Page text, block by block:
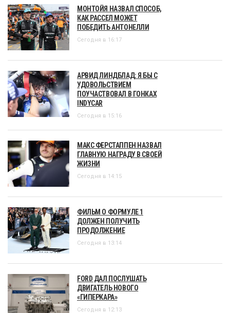
МОНТОЙЯ НАЗВАЛ СПОСОБ,
КАК РАССЕЛ МОЖЕТ
ПОБЕДИТЬ АНТОНЕЛЛИ
Сегодня в 16:17
АРВИД ЛИНДБЛАД: Я БЫ С
УДОВОЛЬСТВИЕМ
ПОУЧАСТВОВАЛ В ГОНКАХ
INDYCAR
Сегодня в 15:16
МАКС ФЕРСТАППЕН НАЗВАЛ
ГЛАВНУЮ НАГРАДУ В СВОЕЙ
ЖИЗНИ
Сегодня в 14:15
ФИЛЬМ О ФОРМУЛЕ 1
ДОЛЖЕН ПОЛУЧИТЬ
ПРОДОЛЖЕНИЕ
Сегодня в 13:14
FORD ДАЛ ПОСЛУШАТЬ
ДВИГАТЕЛЬ НОВОГО
«ГИПЕРКАРА»
Сегодня в 12:13